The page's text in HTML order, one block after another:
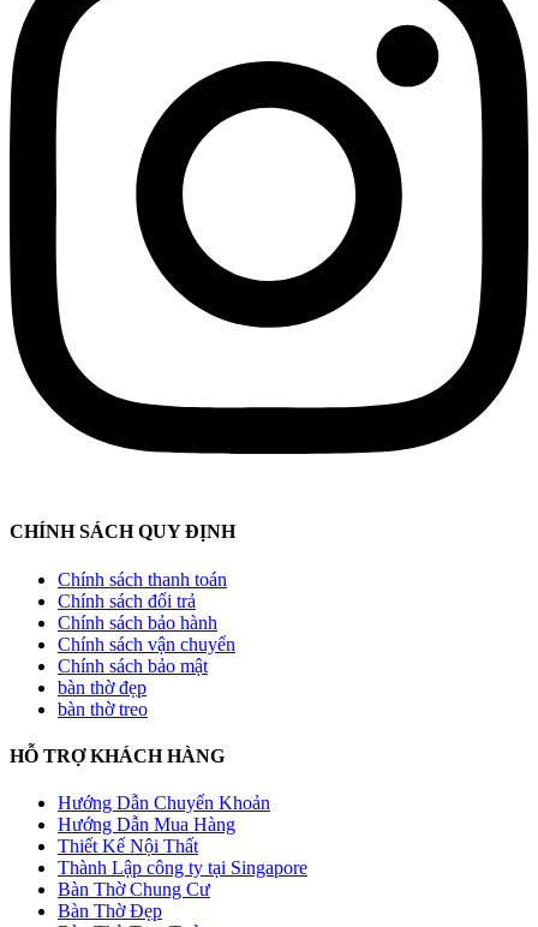
CHÍNH SÁCH QUY ĐỊNH
Chính sách thanh toán
Chính sách đổi trả
Chính sách bảo hành
Chính sách vận chuyển
Chính sách bảo mật
bàn thờ đẹp
bàn thờ treo
HỖ TRỢ KHÁCH HÀNG
Hướng Dẫn Chuyển Khoản
Hướng Dẫn Mua Hàng
Thiết Kế Nội Thất
Thành Lập công ty tại Singapore
Bàn Thờ Chung Cư
Bàn Thờ Đẹp